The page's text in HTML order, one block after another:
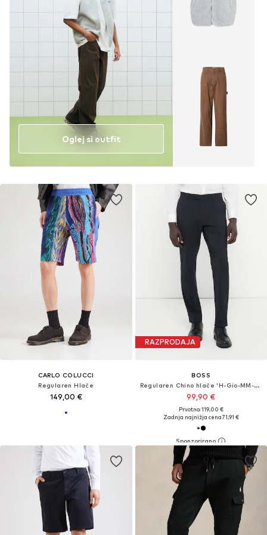
CARLO COLUCCI
Regularen Hlače
149,00 €
RAZPRODAJA
BOSS
Regularen Chino hlače 'H-Gio-MM-C-NF'
99,90 €
Prvotno: 119,00 €
Zadnja najnižja cena71,91 €
Oglej si outfit